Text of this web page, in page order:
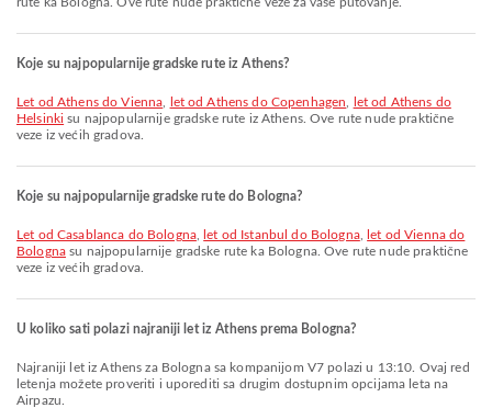
Koje su najpopularnije gradske rute iz Athens?
let od Athens do Vienna let od Athens do Copenhagen
let od Athens do
Helsinki su najpopularnije gradske rute iz Athens. Ove rute nude praktične
veze iz većih gradova.
Koje su najpopularnije gradske rute do Bologna?
let od Casablanca do Bologna, let od Istanbul do Bologna,
let od Vienna do
Bolognasu najpopularnije gradske rute ka Bologna. Ove rute nude praktične
veze iz većih gradova.
U koliko sati polazi najraniji let iz Athens prema Bologna?
Najraniji let iz Athens za Bologna sa kompanijom V7 polazi u 13:10. Ovaj red
letenja možete proveriti i uporediti sa drugim dostupnim opcijama leta na
Airpazu.